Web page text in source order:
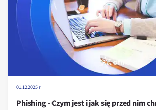
01.12.2025 r
Phishing - Czym jest i jak się przed nim